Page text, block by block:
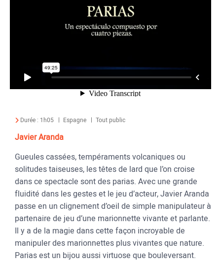
Durée : 1h05 Espagne Tout public
Javier Aranda
Gueules cassées, tempéraments volcaniques ou
solitudes taiseuses, les têtes de lard que l’on croise
dans ce spectacle sont des parias. Avec une grande
fluidité dans les gestes et le jeu d’acteur, Javier Aranda
passe en un clignement d’oeil de simple manipulateur à
partenaire de jeu d’une marionnette vivante et parlante.
Il y a de la magie dans cette façon incroyable de
manipuler des marionnettes plus vivantes que nature.
Parias est un bijou aussi virtuose que bouleversant.